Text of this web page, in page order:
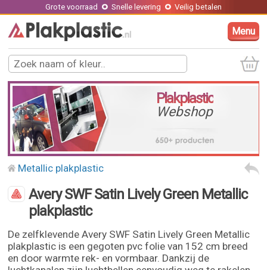
Grote voorraad Snelle levering Veilig betalen
Menu
Plakplastic
Webshop
Metallic plakplastic
Avery SWF Satin Lively Green Metallic
plakplastic
De zelfklevende Avery SWF Satin Lively Green Metallic
plakplastic is een gegoten pvc folie van 152 cm breed
en door warmte rek- en vormbaar. Dankzij de